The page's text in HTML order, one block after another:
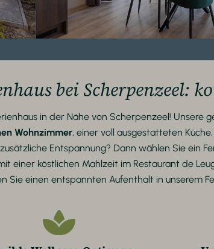
bei Scherpenzeel:
in der Nähe von Scherpenzeel!
Wohnzimmer, einer voll ausgestatteten
Entspannung? Dann wählen Sie ein
einer köstlichen Mahlzeit im Restaurant de
Sie einen entspannten Aufenthalt in unserem